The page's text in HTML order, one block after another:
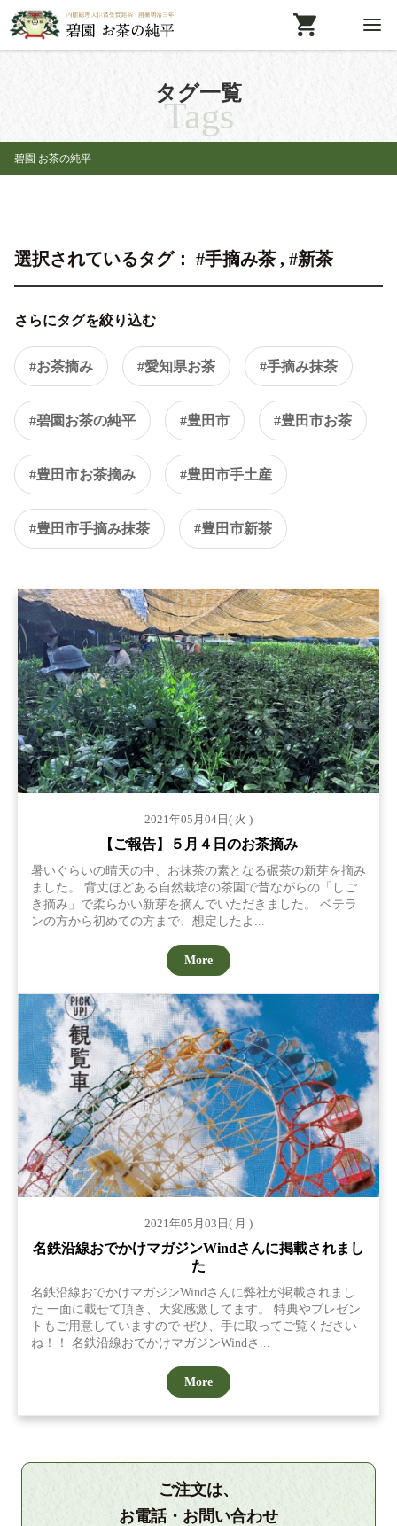
タグ一覧
Tags
碧園 お茶の純平
選択されているタグ： #手摘み茶 , #新茶
さらにタグを絞り込む
#お茶摘み #愛知県お茶 #手摘み抹茶
#碧園お茶の純平 #豊田市 #豊田市お茶
#豊田市お茶摘み #豊田市手土産
#豊田市手摘み抹茶 #豊田市新茶
2021年05月04日( 火 )
【ご報告】５月４日のお茶摘み
暑いぐらいの晴天の中、お抹茶の素となる碾茶の新芽を摘み
ました。 背丈ほどある自然栽培の茶園で昔ながらの「しご
き摘み」で柔らかい新芽を摘んでいただきました。 ベテラ
ンの方から初めての方まで、想定したよ...
More
2021年05月03日( 月 )
名鉄沿線おでかけマガジンWindさんに掲載されまし
た
名鉄沿線おでかけマガジンWindさんに弊社が掲載されまし
た 一面に載せて頂き、大変感激してます。 特典やプレゼン
トもご用意していますので ぜひ、手に取ってご覧ください
ね！！ 名鉄沿線おでかけマガジンWindさ...
More
ご注文は、
お電話・お問い合わせ